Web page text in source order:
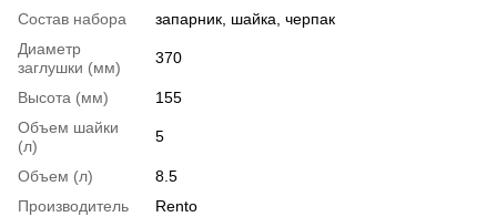
Состав набора
запарник, шайка, черпак
Диаметр
заглушки (мм)
370
Высота (мм)
155
Объем шайки
(л)
5
Объем (л)
8.5
Производитель
Rento